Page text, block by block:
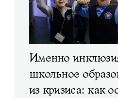
Именно
школьное
из кризиса: как